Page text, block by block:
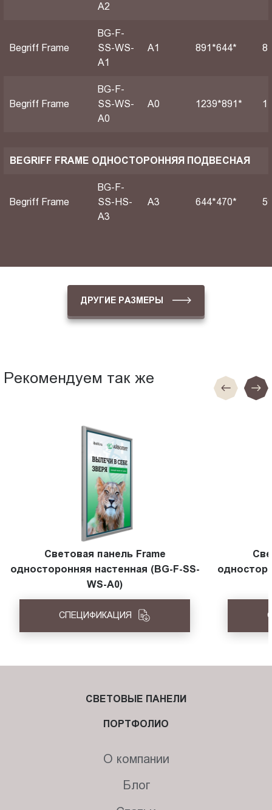
A2
Begriff Frame
BG-F-
SS-WS-
A1
А1 891*644*
Begriff Frame
BG-F-
SS-WS-
A0
А0 1239*891*
BEGRIFF FRAME ОДНОСТОРОННЯЯ ПОДВЕСНАЯ
Begriff Frame
BG-F-
SS-HS-
A3
A3 644*470*
ДРУГИЕ РАЗМЕРЫ
Рекомендуем так же
Световая панель Frame
односторонняя настенная (BG-F-SS-
WS-A0)
СПЕЦИФИКАЦИЯ
СВЕТОВЫЕ ПАНЕЛИ
ПОРТФОЛИО
О компании
Блог